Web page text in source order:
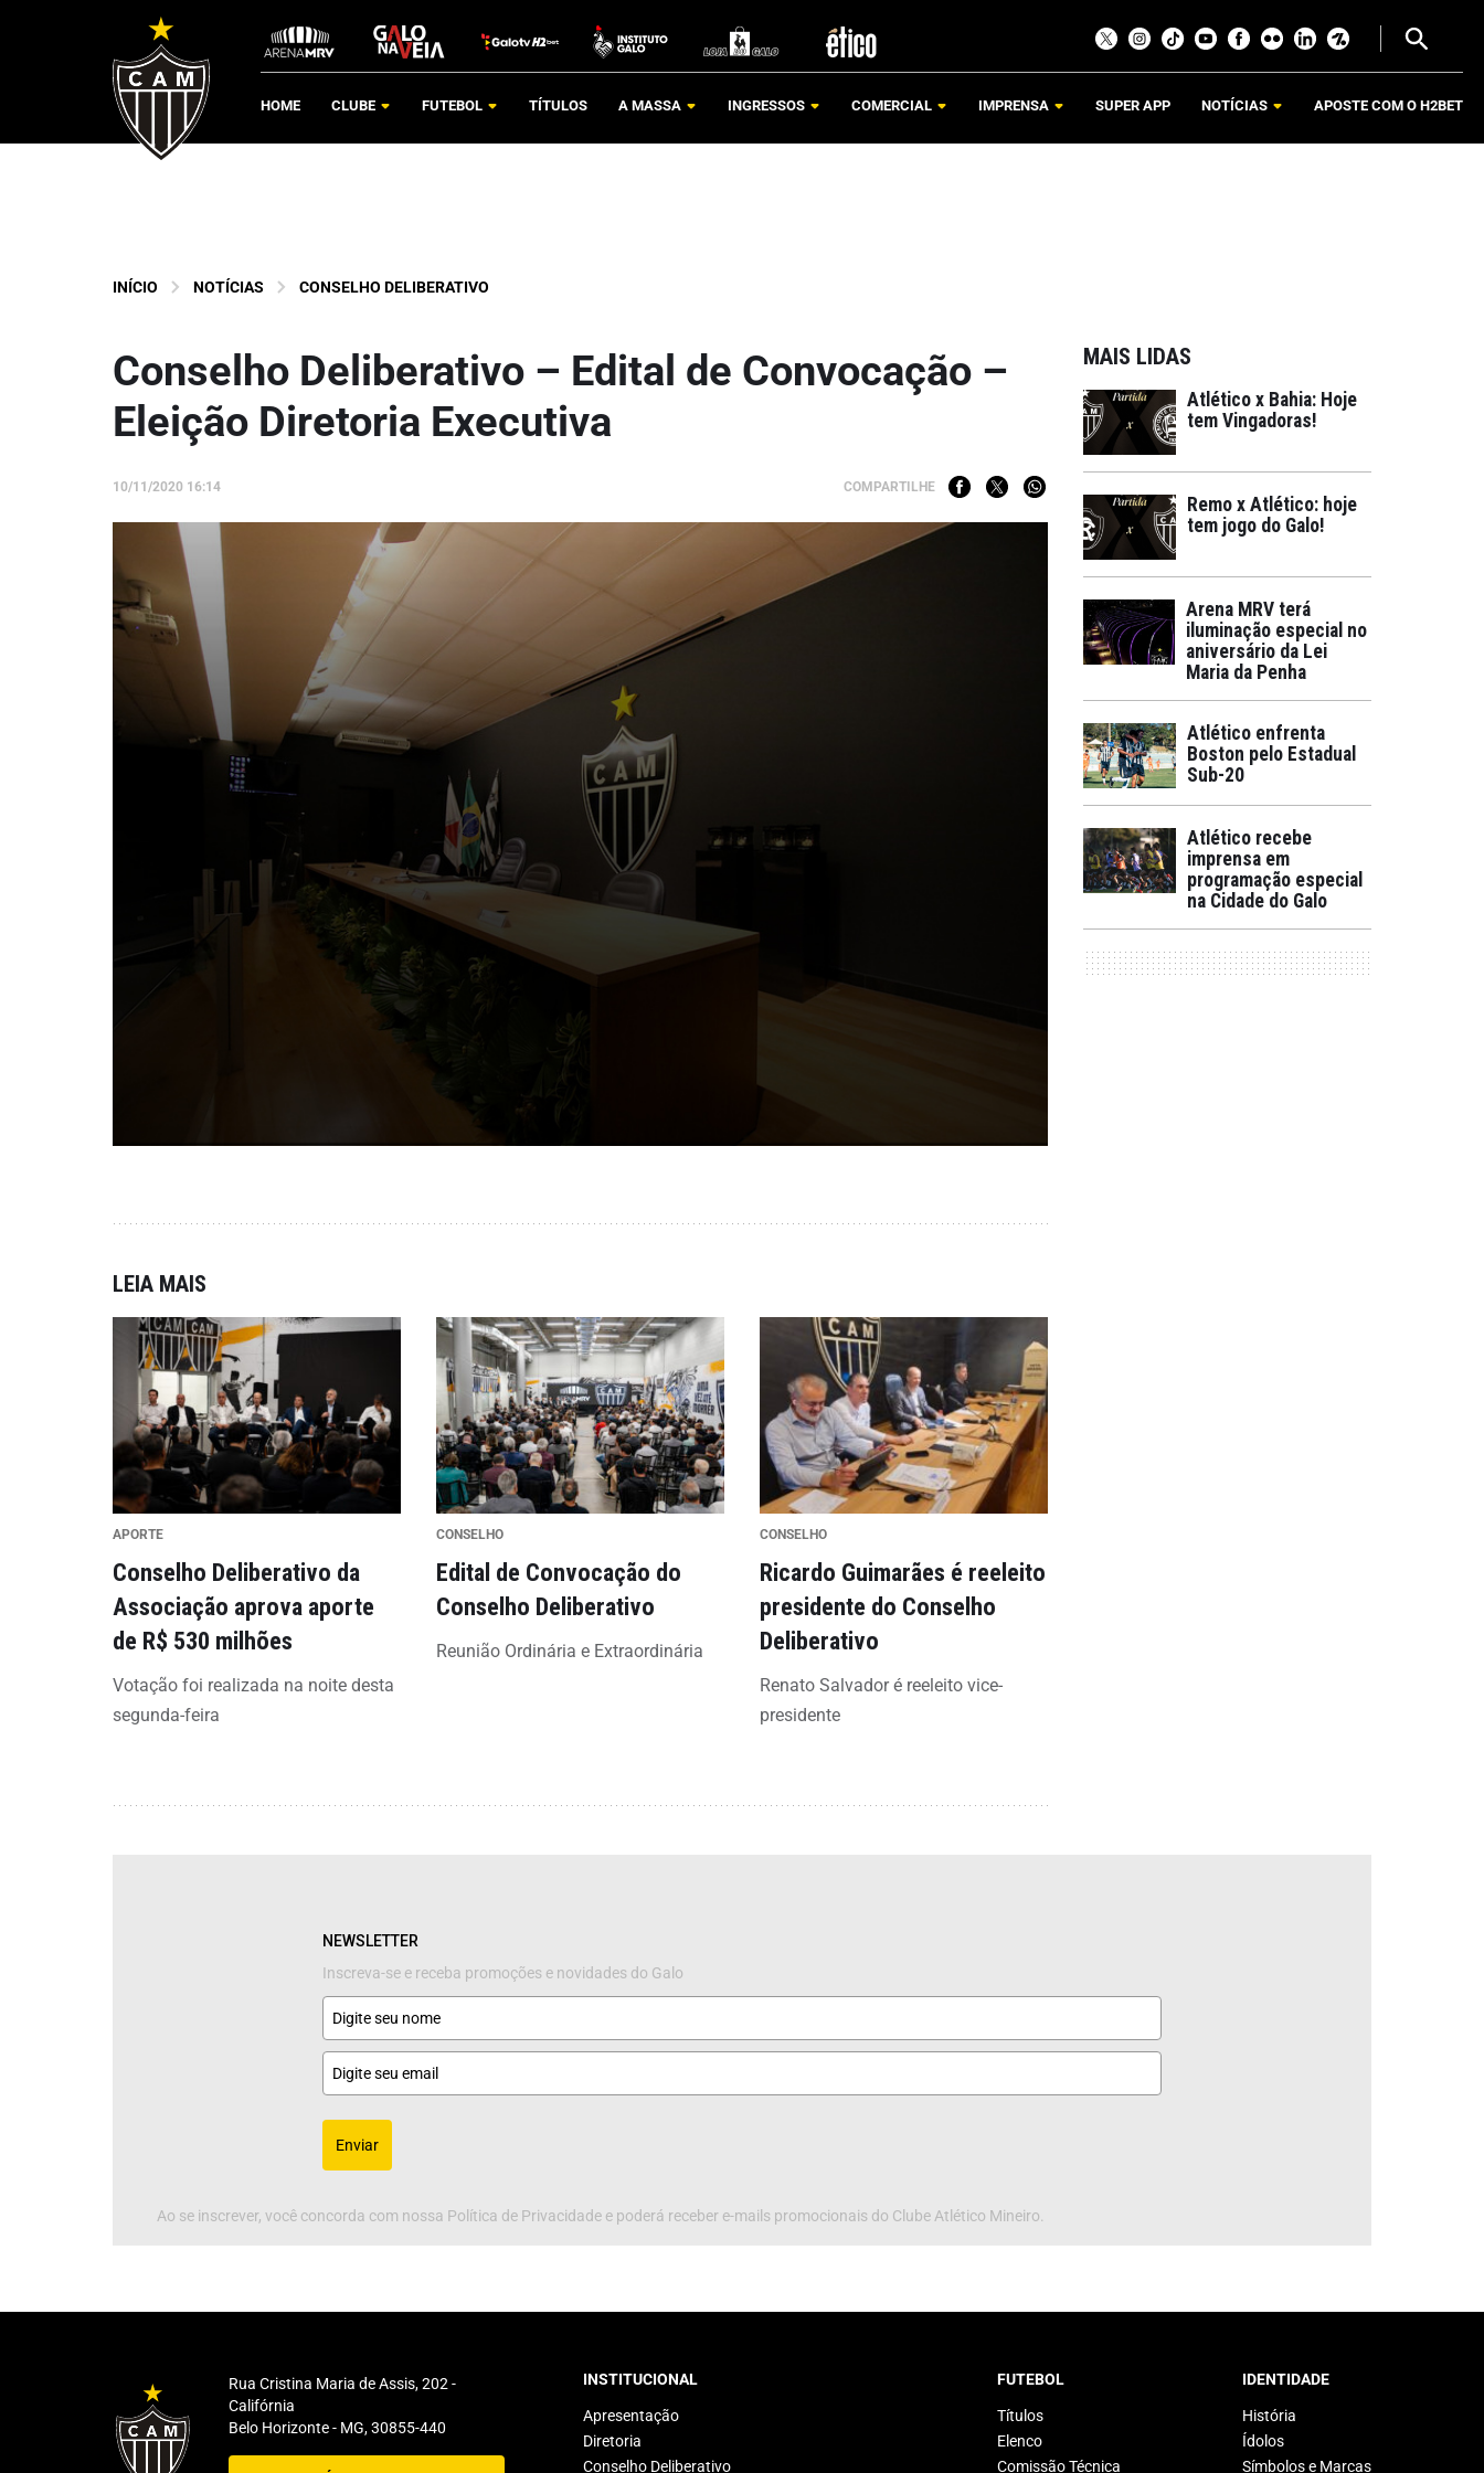
HOME CLUBE FUTEBOL TÍTULOS A MASSA INGRESSOS COMERCIAL IMPRENSA SUPER APP NOTÍCIAS APOSTE COM O H2BET
INÍCIO NOTÍCIAS CONSELHO DELIBERATIVO
Conselho Deliberativo – Edital de Convocação –
Eleição Diretoria Executiva
10/11/2020 16:14 COMPARTILHE
LEIA MAIS
APORTE
Conselho Deliberativo da
Associação aprova aporte
de R$ 530 milhões
Votação foi realizada na noite desta
segunda-feira
CONSELHO
Edital de Convocação do
Conselho Deliberativo
Reunião Ordinária e Extraordinária
CONSELHO
Ricardo Guimarães é reeleito
presidente do Conselho
Deliberativo
Renato Salvador é reeleito vice-
presidente
MAIS LIDAS
Atlético x Bahia: Hoje
tem Vingadoras!
Remo x Atlético: hoje
tem jogo do Galo!
Arena MRV terá
iluminação especial no
aniversário da Lei
Maria da Penha
Atlético enfrenta
Boston pelo Estadual
Sub-20
Atlético recebe
imprensa em
programação especial
na Cidade do Galo
NEWSLETTER
Inscreva-se e receba promoções e novidades do Galo
Enviar
Ao se inscrever, você concorda com nossa Política de Privacidade e poderá receber e-mails promocionais do Clube Atlético Mineiro.
Rua Cristina Maria de Assis, 202 -
Califórnia
Belo Horizonte - MG, 30855-440
INSTITUCIONAL
Apresentação
Diretoria
Conselho Deliberativo
FUTEBOL
Títulos
Elenco
Comissão Técnica
IDENTIDADE
História
Ídolos
Símbolos e Marcas